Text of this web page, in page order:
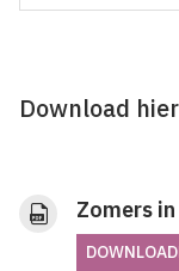
Download
Zomers